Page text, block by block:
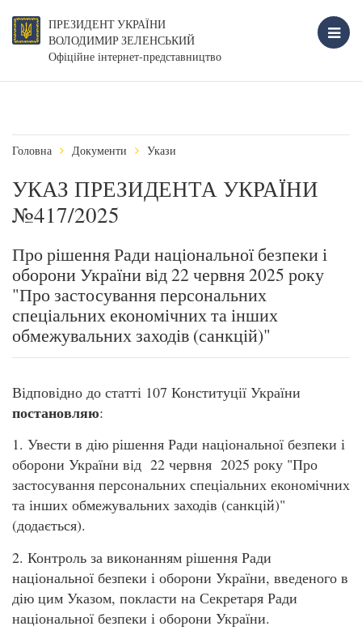
ПРЕЗИДЕНТ УКРАЇНИ
ВОЛОДИМИР ЗЕЛЕНСЬКИЙ
Офіційне інтернет-представництво
Головна Документи Укази
УКАЗ ПРЕЗИДЕНТА УКРАЇНИ
№417/2025
Про рішення Ради національної безпеки і
оборони України від 22 червня 2025 року
"Про застосування персональних
спеціальних економічних та інших
обмежувальних заходів (санкцій)"
Відповідно до статті 107 Конституції України
постановляю:
1. Увести в дію рішення Ради національної безпеки і
оборони України від 22 червня 2025 року "Про
застосування персональних спеціальних економічних
та інших обмежувальних заходів (санкцій)"
(додається).
2. Контроль за виконанням рішення Ради
національної безпеки і оборони України, введеного в
дію цим Указом, покласти на Секретаря Ради
національної безпеки і оборони України.